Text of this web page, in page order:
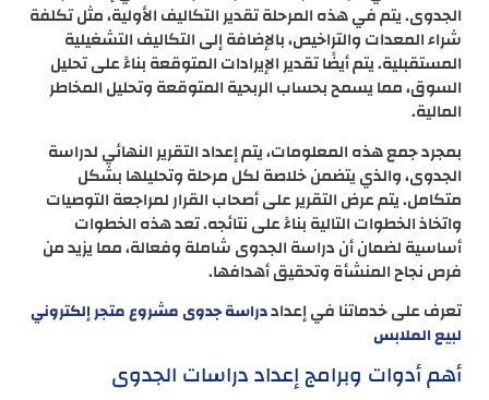
الجدوى. يتم في هذه المرحلة تقدير التكاليف الأولية، مثل تكلفة
شراء المعدات والتراخيص، بالإضافة إلى التكاليف التشغيلية
المستقبلية. يتم أيضًا تقدير الإيرادات المتوقعة بناءً على تحليل
السوق، مما يسمح بحساب الربحية المتوقعة وتحليل المخاطر
المالية.
بمجرد جمع هذه المعلومات، يتم إعداد التقرير النهائي لدراسة
الجدوى، والذي يتضمن خلاصة لكل مرحلة وتحليلها بشكل
متكامل. يتم عرض التقرير على أصحاب القرار لمراجعة التوصيات
واتخاذ الخطوات التالية بناءً على نتائجه. تعد هذه الخطوات
أساسية لضمان أن دراسة الجدوى شاملة وفعالة، مما يزيد من
فرص نجاح المنشأة وتحقيق أهدافها.
تعرف على خدماتنا في إعداددراسة جدوى مشروع متجر إلكتروني
لبيع الملابس
أهم أدوات وبرامج إعداد دراسات الجدوى